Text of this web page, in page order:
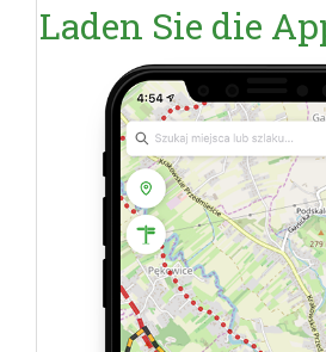
Laden Sie die